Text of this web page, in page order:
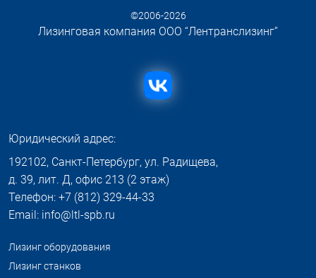
©2006-2026
Лизинговая компания ООО “Лентранслизинг”
Юридический адрес:
192102, Санкт-Петербург, ул. Радищева,
д. 39, лит. Д, офис 213 (2 этаж)
Телефон: +7 (812) 329-44-33
Email: info@ltl-spb.ru
Лизинг оборудования
Лизинг станков